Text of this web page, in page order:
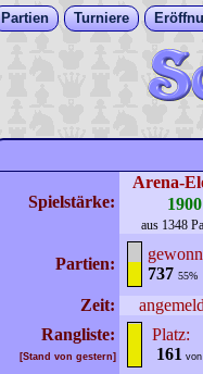
Partien Turniere
Spielstärke:
Arena-
1900
aus 1348
Partien:
737 55%
Zeit:
Rangliste:
[Stand von gestern]
Platz:
161